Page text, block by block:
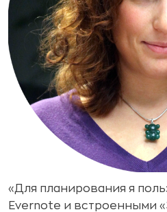
«Для планирования я
Evernote и встроенными